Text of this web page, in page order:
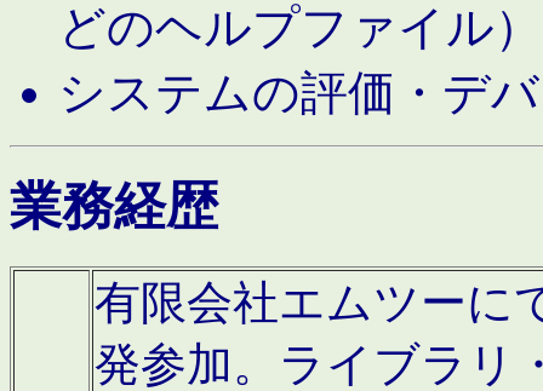
どのヘルプファイル）
システムの評価・デ
業務経歴
有限会社エムツーに
発参加。ライブラリ